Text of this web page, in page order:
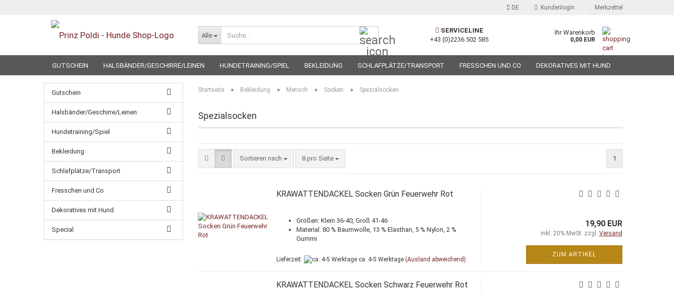
DE Kundenlogin Merkzettel
Alle
SERVICELINE
+43 (0)2236 502 585
Ihr Warenkorb
0,00 EUR
GUTSCHEIN HALSBÄNDER/GESCHIRRE/LEINEN HUNDETRAINING/SPIEL BEKLEIDUNG SCHLAFPLÄTZE/TRANSPORT FRESSCHEN UND CO DEKORATIVES MIT HUND
SPECIAL
Startseite » Bekleidung » Mensch » Socken » Spezialsocken
Spezialsocken
Sortieren nach
Sortieren nach 8 pro Seite
pro Seite 1
KRAWATTENDACKEL Socken Grün Feuerwehr Rot
Größen: Klein 36-40, Groß 41-46
Material: 80 % Baumwolle, 13 % Elasthan, 5 % Nylon, 2 %
Gummi
Lieferzeit: ca. 4-5 Werktage (Ausland abweichend)
19,90 EUR
inkl. 20% MwSt. zzgl. Versand
ZUM ARTIKEL
KRAWATTENDACKEL Socken Schwarz Feuerwehr Rot
Gutschein
Halsbänder/Geschirre/Leinen
Hundetraining/Spiel
Bekleidung
Schlafplätze/Transport
Fresschen und Co
Dekoratives mit Hund
Special